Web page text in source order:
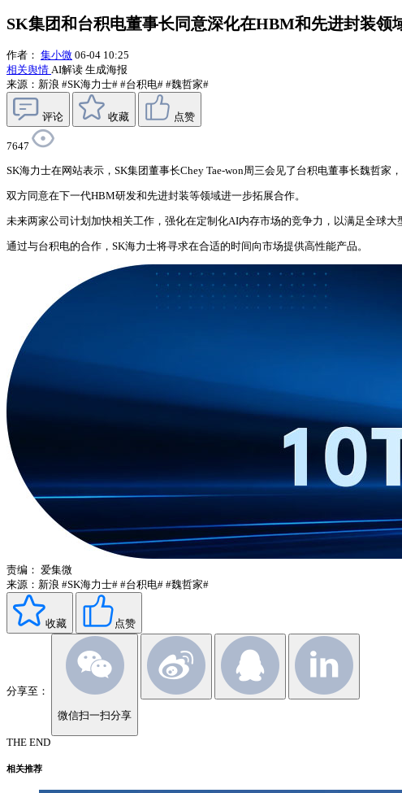
SK集团和台积电董事长同意深化在HBM和先进封装领
作者： 集小微 06-04 10:25
相关舆情 AI解读 生成海报
来源：新浪 #SK海力士# #台积电# #魏哲家#
评论 收藏 点赞
7647
SK海力士在网站表示，SK集团董事长Chey Tae-won周三会见了台积电董事长魏哲家
双方同意在下一代HBM研发和先进封装等领域进一步拓展合作。
未来两家公司计划加快相关工作，强化在定制化AI内存市场的竞争力，以满足全球大
通过与台积电的合作，SK海力士将寻求在合适的时间向市场提供高性能产品。
责编： 爱集微
来源：新浪 #SK海力士# #台积电# #魏哲家#
收藏 点赞
分享至：
微信扫一扫分享
THE END
相关推荐